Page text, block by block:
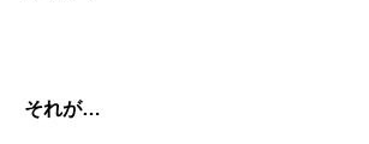
それが…